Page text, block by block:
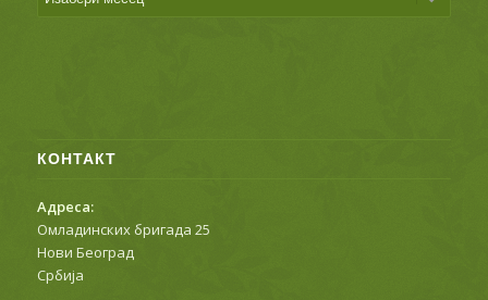
КОНТАКТ
Адреса:
Омладинских бригада 25
Нови Београд
Србија